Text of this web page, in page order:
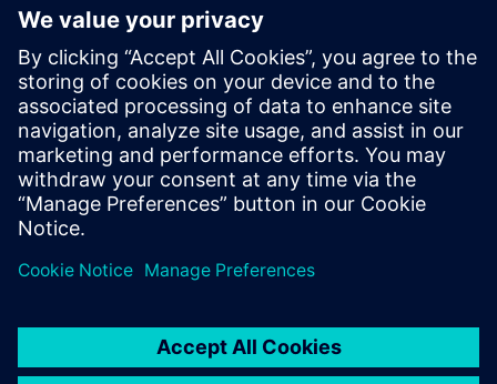
Orçamento personalizado
Se precisar de um orçamento com os preços de tabela para esta
formação, por exemplo, para o seu departamento de aquisição,
clique no link abaixo. Primeiro, terá de fornecer alguns dados
pessoais e, em seguida, receberá um orçamento por e-mail.
Fornecer orçamento